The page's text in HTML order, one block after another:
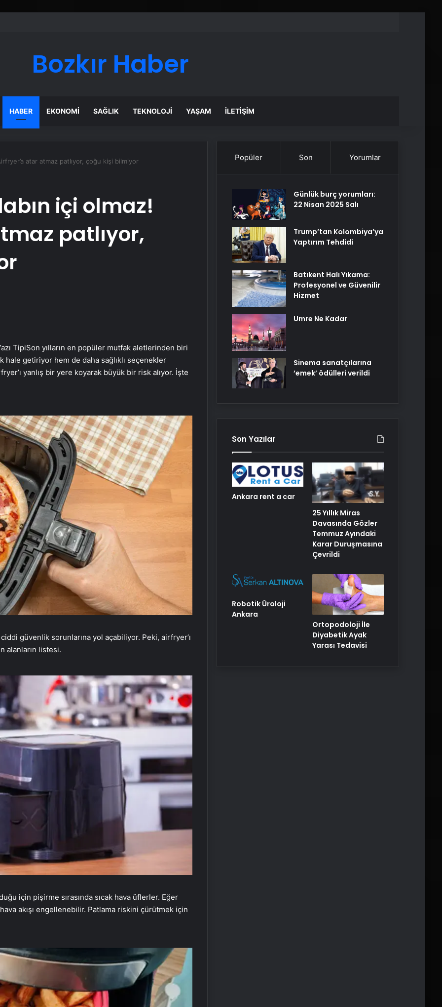
Bozkır Haber
HABER EKONOMI SAĞLIK TEKNOLOJI YAŞAM İLETIŞIM
atar atmaz patlıyor, çoğu kişi bilmiyor
içi olmaz!
patlıyor,
TipiSon yılların en popüler mutfak aletlerinden biri
getiriyor hem de daha sağlıklı seçenekler
yanlış bir yere koyarak büyük bir risk alıyor. İşte
güvenlik sorunlarına yol açabiliyor. Peki, airfryer’ı
alanların listesi.
için pişirme sırasında sıcak hava üflerler. Eğer
akışı engellenebilir. Patlama riskini çürütmek için
Popüler Son Yorumlar
Günlük burç yorumları:
22 Nisan 2025 Salı
Trump’tan Kolombiya’ya
Yaptırım Tehdidi
Batıkent Halı Yıkama:
Profesyonel ve Güvenilir
Hizmet
Umre Ne Kadar
Sinema sanatçılarına
’emek’ ödülleri verildi
Son Yazılar
Ankara rent a car
25 Yıllık Miras
Davasında Gözler
Temmuz Ayındaki
Karar Duruşmasına
Çevrildi
Robotik Üroloji
Ankara
Ortopodoloji İle
Diyabetik Ayak
Yarası Tedavisi